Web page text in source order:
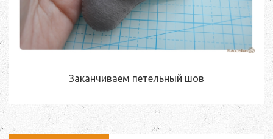
Заканчиваем петельный шов